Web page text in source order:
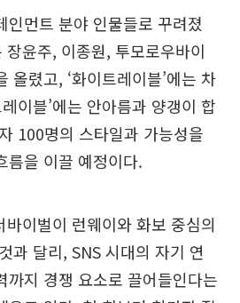
인먼트 분야 인물들로 꾸려졌
장윤주, 이종원, 투모로우바이
올렸고, ‘화이트레이블’에는 차
이블’에는 안아름과 양갱이 합
100명의 스타일과 가능성을
름을 이끌 예정이다.
바이벌이 런웨이와 화보 중심의
과 달리, SNS 시대의 자기 연
까지 경쟁 요소로 끌어들인다는